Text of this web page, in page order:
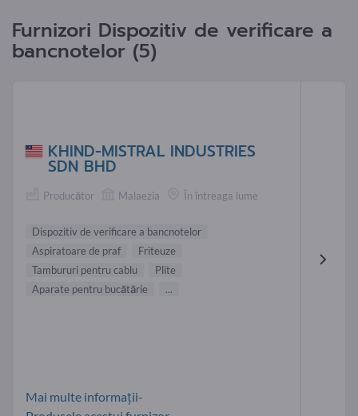
Furnizori Dispozitiv de verificare a
bancnotelor (5)
KHIND-MISTRAL INDUSTRIES
SDN BHD
Producător Malaezia În întreaga lume
Dispozitiv de verificare a bancnotelor
Aspiratoare de praf
Friteuze
Tambururi pentru cablu
Plite
Aparate pentru bucătărie
...
Mai multe informații-